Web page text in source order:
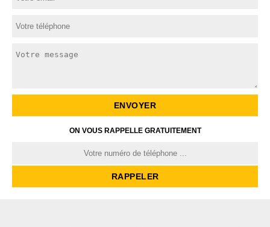
ON VOUS RAPPELLE GRATUITEMENT